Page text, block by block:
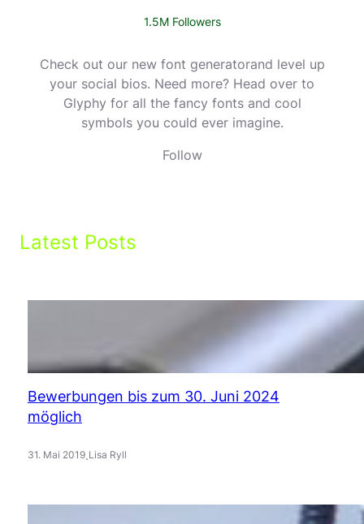
1.5M Followers
Check out our new font generatorand level up
your social bios. Need more? Head over to
Glyphy for all the fancy fonts and cool
symbols you could ever imagine.
Follow
Latest Posts
Bewerbungen bis zum 30. Juni 2024
möglich
31. Mai 2019.Lisa Ryll